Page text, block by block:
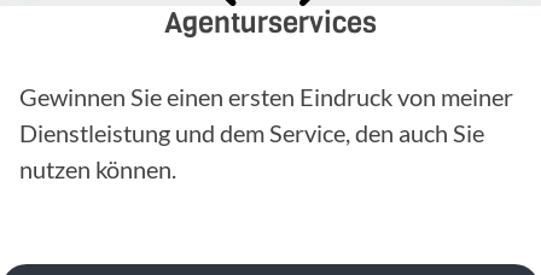
Agenturservices
Gewinnen Sie einen ersten Eindruck von meiner
Dienstleistung und dem Service, den auch Sie
nutzen können.